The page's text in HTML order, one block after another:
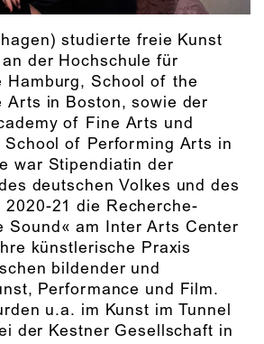
studierte freie Kunst
der Hochschule für
Hamburg, School of the
Arts in Boston, sowie der
of Fine Arts und
School of Performing Arts in
war Stipendiatin der
deutschen Volkes und des
2020-21 die Recherche-
Sound« am Inter Arts Center
künstlerische Praxis
bildender und
Performance und Film.
u.a. im Kunst im Tunnel
der Kestner Gesellschaft in